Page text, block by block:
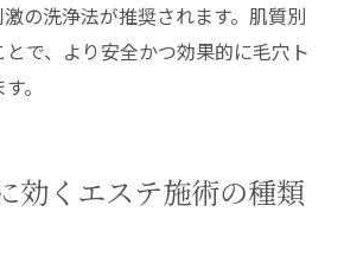
の洗浄法が推奨されます。肌質別
で、より安全かつ効果的に毛穴ト
。
効くエステ施術の種類